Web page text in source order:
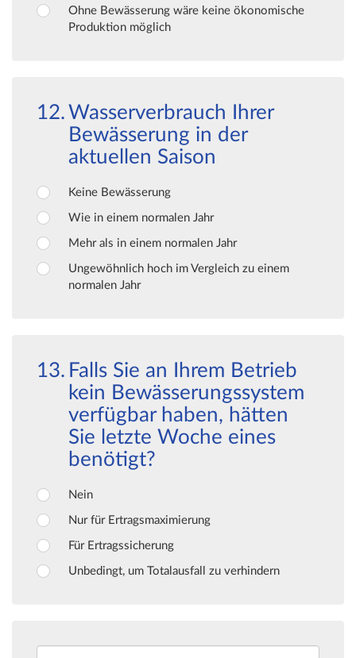
Ohne Bewässerung wäre keine ökonomische
Produktion möglich
Wasserverbrauch Ihrer
Bewässerung in der
aktuellen Saison
Keine Bewässerung
Wie in einem normalen Jahr
Mehr als in einem normalen Jahr
Ungewöhnlich hoch im Vergleich zu einem
normalen Jahr
Falls Sie an Ihrem Betrieb
kein Bewässerungssystem
verfügbar haben, hätten
Sie letzte Woche eines
benötigt?
Nein
Nur für Ertragsmaximierung
Für Ertragssicherung
Unbedingt, um Totalausfall zu verhindern